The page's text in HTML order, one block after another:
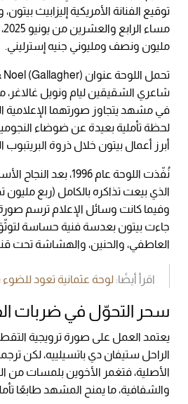
توقيع الفنانة الأمريكية إليزابيث
مليون ونصف ومليوني جنيه إسترليني.
في مشهد يتجاوز صورتهما
لحظة تأملية بعيدة عن ضوضاء
أبرز أعمال بيتون خلال ذروة البريتبوب
نُفّذت اللوحة عام 1996،
وفيما كانت وسائل الإعلام ترسم صورة
جاءت بيتون بعدسة فنية حساسة لتوثّق
العاطفي، والحنين، والهشاشة تحت
اقرأ أيضًا: لوحة عثمانية تعود
سحر التحوّل في ضربات
يعتمد العمل على صورة ترويجية
الراحل ستيفان دي باتسيلييه، لكن
الأصلية، فتغمر الأخوين بلمسات من
والشفافية، ما يمنح المشهد طابعًا